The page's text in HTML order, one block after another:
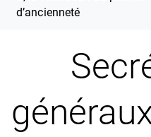
d’ancienneté